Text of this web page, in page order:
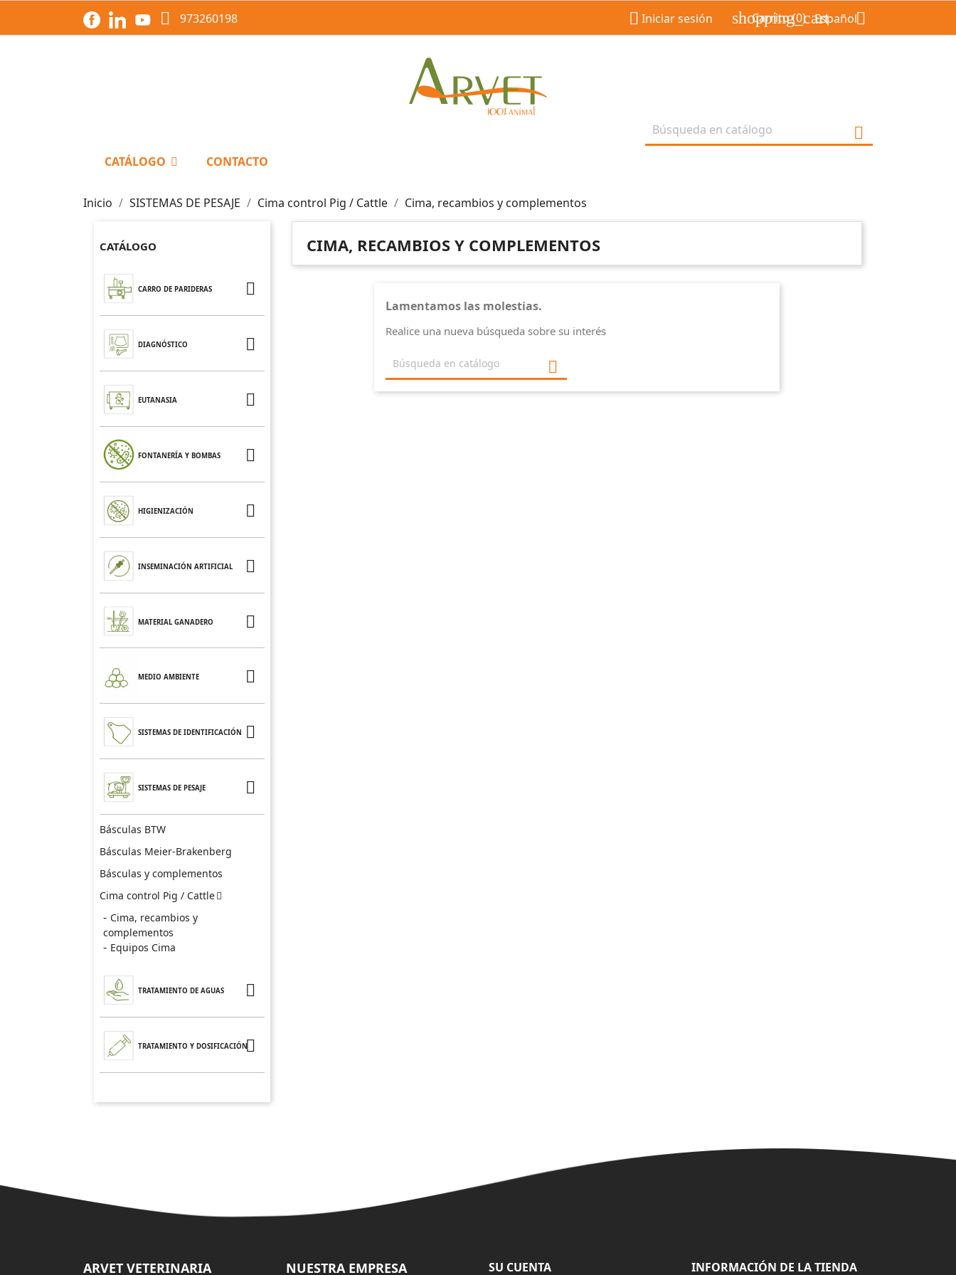
 973260198  Iniciar sesión shopping_cart
Carrito(0) Español

CATÁLOGO CONTACTO
Inicio SISTEMAS DE PESAJE Cima control Pig / Cattle Cima, recambios y complementos
CATÁLOGO
CARRO DE PARIDERAS 
DIAGNÓSTICO 
EUTANASIA 
FONTANERÍA Y BOMBAS 
HIGIENIZACIÓN 
INSEMINACIÓN ARTIFICIAL 
MATERIAL GANADERO 
MEDIO AMBIENTE 
SISTEMAS DE IDENTIFICACIÓN 
SISTEMAS DE PESAJE 
Básculas BTW
Básculas Meier-Brakenberg
Básculas y complementos
Cima control Pig / Cattle 
Cima, recambios y
complementos
Equipos Cima
TRATAMIENTO DE AGUAS 
TRATAMIENTO Y DOSIFICACIÓN
CIMA, RECAMBIOS Y COMPLEMENTOS
Lamentamos las molestias.
Realice una nueva búsqueda sobre su interés

ARVET VETERINARIA NUESTRA EMPRESA SU CUENTA INFORMACIÓN DE LA TIENDA